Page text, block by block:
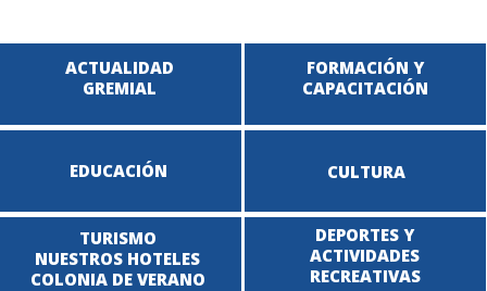
ACTUALIDAD
GREMIAL
EDUCACIÓN CULTURA
TURISMO
NUESTROS HOTELES
COLONIA DE VERANO
DEPORTES Y
ACTIVIDADES
RECREATIVAS
FORMACIÓN Y
CAPACITACIÓN